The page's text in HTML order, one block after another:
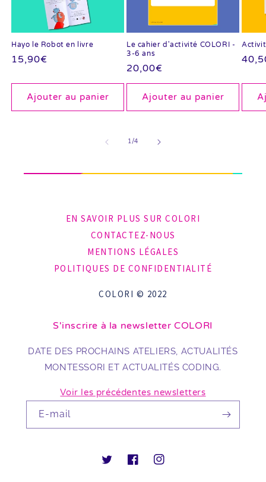
Hayo le Robot en livre
Prix
15,90€
Ajouter au panier
Le cahier d'activité COLORI -
3-6 ans
Prix
habituel
20,00€
Ajouter au panier
Prix
1/de
4
EN SAVOIR PLUS SUR COLORI
CONTACTEZ-NOUS
MENTIONS LÉGALES
POLITIQUES DE CONFIDENTIALITÉ
COLORI © 2022
S'inscrire à la newsletter COLORI
DATE DES PROCHAINS ATELIERS, ACTUALITÉS
MONTESSORI ET ACTUALITÉS CODING.
Voir les précédentes newsletters
E-mail
TwitterFacebookInstagram